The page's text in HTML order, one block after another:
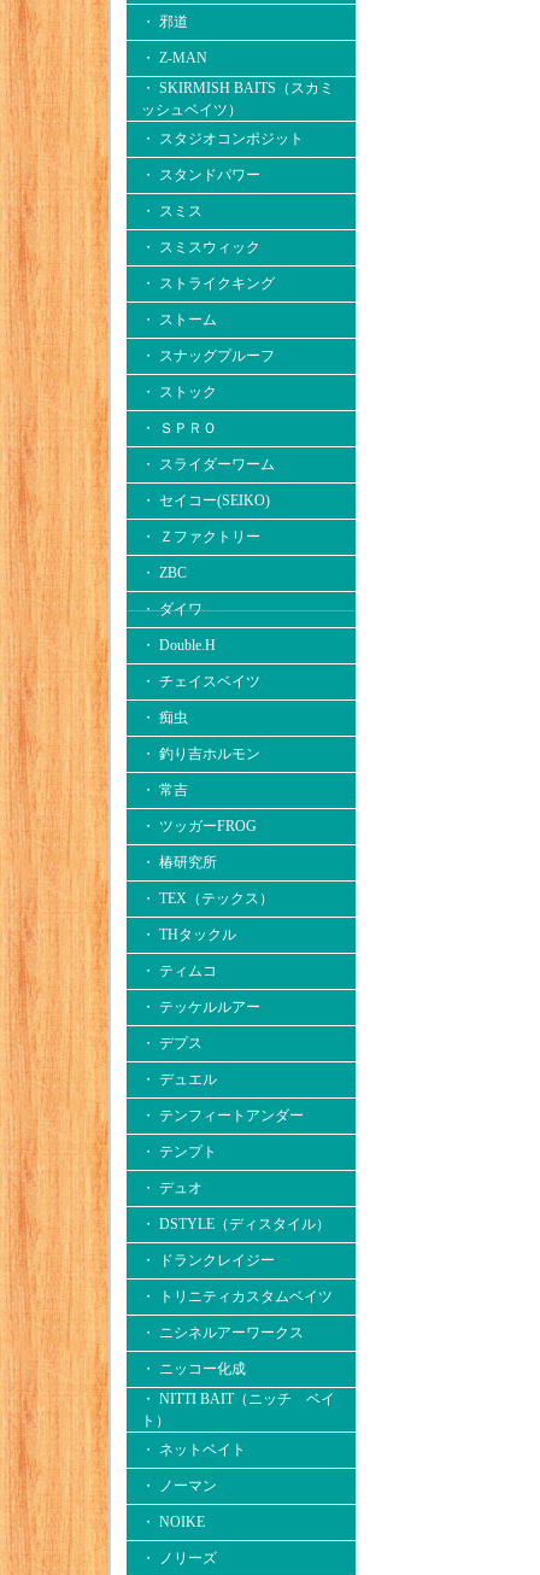
・ 邪道
・ Z-MAN
・ SKIRMISH BAITS（スカミ
ッシュベイツ）
・ スタジオコンポジット
・ スタンドパワー
・ スミス
・ スミスウィック
・ ストライクキング
・ ストーム
・ スナッグプルーフ
・ ストック
・ ＳＰＲＯ
・ スライダーワーム
・ セイコー(SEIKO)
・ Ｚファクトリー
・ ZBC
・ ダイワ
・ Double.H
・ チェイスベイツ
・ 痴虫
・ 釣り吉ホルモン
・ 常吉
・ ツッガーFROG
・ 椿研究所
・ TEX（テックス）
・ THタックル
・ ティムコ
・ テッケルルアー
・ デプス
・ デュエル
・ テンフィートアンダー
・ テンプト
・ デュオ
・ DSTYLE（ディスタイル）
・ ドランクレイジー
・ トリニティカスタムベイツ
・ ニシネルアーワークス
・ ニッコー化成
・ NITTI BAIT（ニッチ ベイ
ト）
・ ネットベイト
・ ノーマン
・ NOIKE
・ ノリーズ